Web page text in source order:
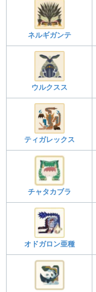
ネルギガンテ
ウルクスス
ティガレックス
チャタカブラ
オドガロン亜種